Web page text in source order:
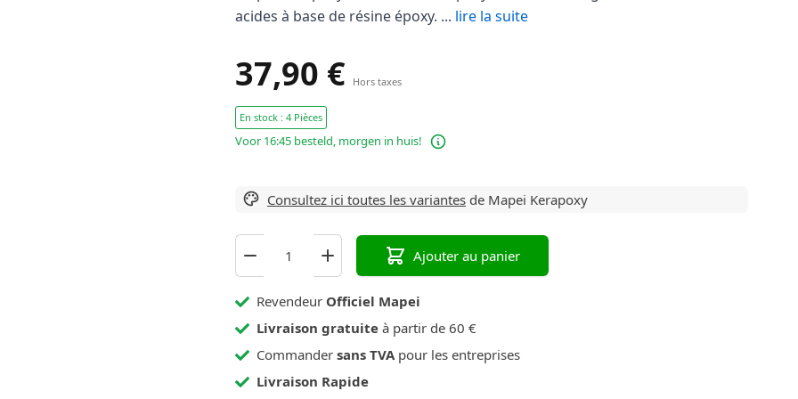
acides à base de résine époxy. ... lire la suite
37,90 € Hors taxes
En stock : 4 Pièces
Voor 16:45 besteld, morgen in huis!
Consultez ici toutes les variantes de Mapei Kerapoxy
Ajouter au panier
Revendeur Officiel Mapei
Livraison gratuite à partir de 60 €
Commander sans TVA pour les entreprises
Livraison Rapide